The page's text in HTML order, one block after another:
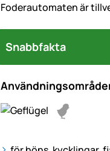
Foderautomaten är
Snabbfakta